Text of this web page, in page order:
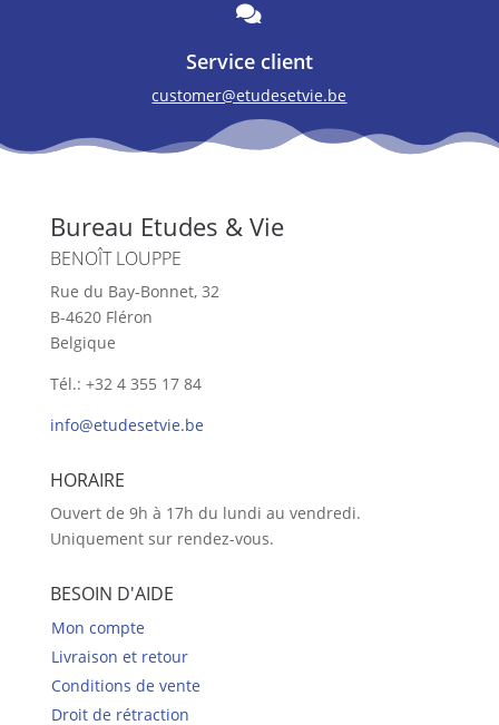

Service client
customer@etudesetvie.be
Bureau Etudes & Vie
BENOÎT LOUPPE
Rue du Bay-Bonnet, 32
B-4620 Fléron
Belgique
Tél.: +32 4 355 17 84
info@etudesetvie.be
HORAIRE
Ouvert de 9h à 17h du lundi au vendredi.
Uniquement sur rendez-vous.
BESOIN D'AIDE
Mon compte
Livraison et retour
Conditions de vente
Droit de rétraction